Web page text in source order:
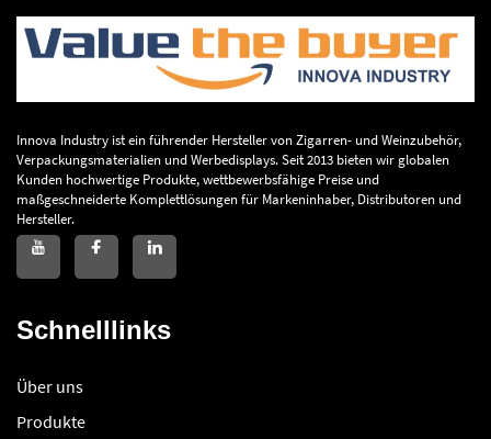
Innova Industry ist ein führender Hersteller von Zigarren- und Weinzubehör,
Verpackungsmaterialien und Werbedisplays. Seit 2013 bieten wir globalen
Kunden hochwertige Produkte, wettbewerbsfähige Preise und
maßgeschneiderte Komplettlösungen für Markeninhaber, Distributoren und
Hersteller.
Schnelllinks
Über uns
Produkte